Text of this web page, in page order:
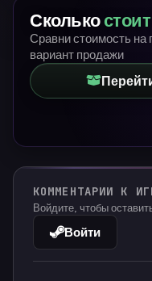
Сколькостоит
Сравни стоимость
вариант продажи
КОММЕНТАРИИ К
Войдите, чтобы
Войти